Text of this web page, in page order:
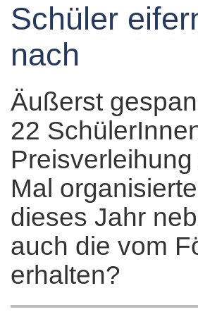
Schüler
nach
Äußerst
22
Mal
dieses Jahr
auch die vom
erhalten?